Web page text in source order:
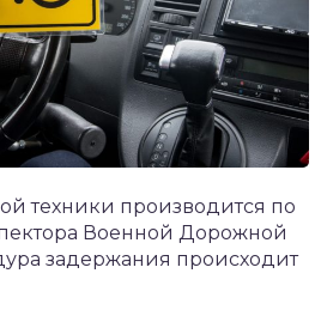
техники производится по
Военной Дорожной
задержания происходит